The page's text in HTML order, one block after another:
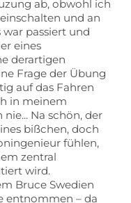
ab, obwohl ich
und an
passiert und
eines
derartigen
Frage der Übung
auf das Fahren
in meinem
Na schön, der
bißchen, doch
fühlen,
zentral
wird.
Bruce Swedien
entnommen – da